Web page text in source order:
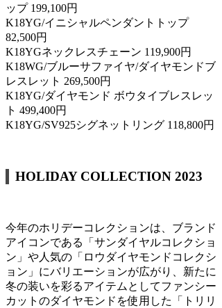
ップ 199,100円
K18YG/イニシャルペンダントトップ
82,500円
K18YGネックレスチェーン 119,900円
K18WG/ブルーサファイヤ/ダイヤモンドブ
レスレット 269,500円
K18YG/ダイヤモンド ボウタイブレスレッ
ト 499,400円
K18YG/SV925シグネットリング 118,800円
HOLIDAY COLLECTION 2023
今年のホリデーコレクションは、ブランド
アイコンである「サンダイヤルコレクショ
ン」や人気の「ロウダイヤモンドコレクシ
ョン」にバリエーションが広がり、新たに
冬の装いを彩るアイテムとしてファンシー
カットのダイヤモンドを使用した「トリリ